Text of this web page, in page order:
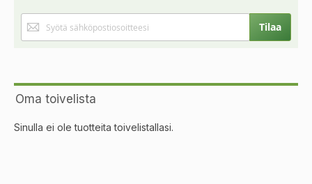
uutiskirjeemme:
Tilaa
Oma toivelista
Sinulla ei ole tuotteita toivelistallasi.